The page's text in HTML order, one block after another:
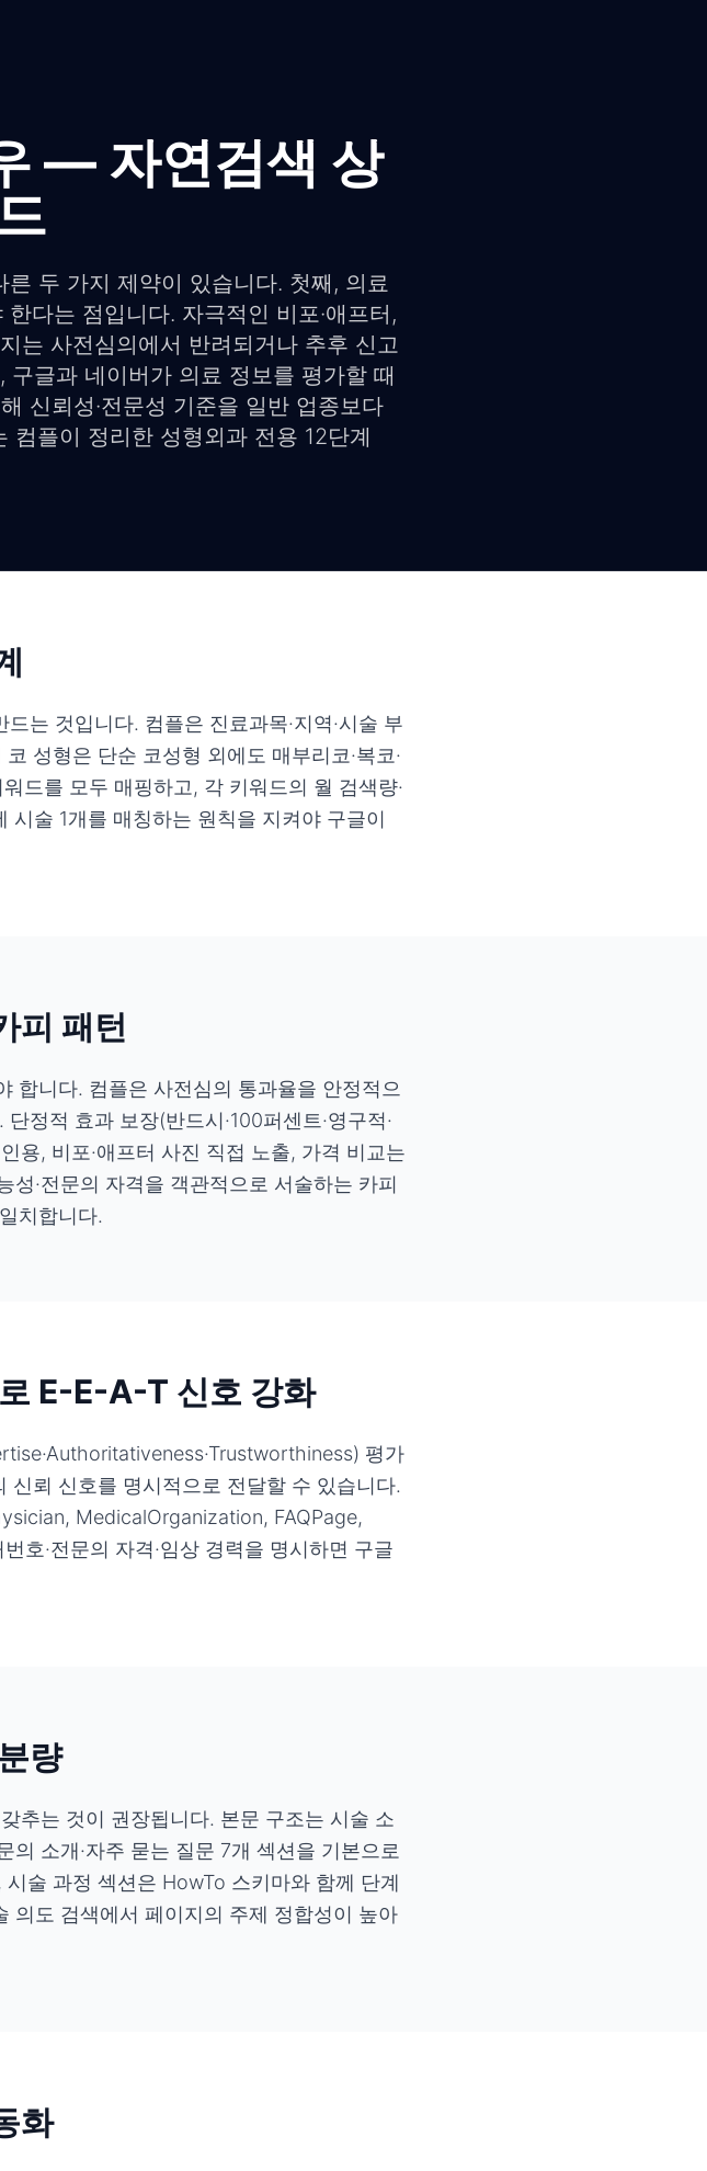
— 자연검색 상
두 가지 제약이 있습니다. 첫째, 의료
다는 점입니다. 자극적인 비포·애프터,
는 사전심의에서 반려되거나 추후 신고
글과 네이버가 의료 정보를 평가할 때
신뢰성·전문성 기준을 일반 업종보다
컴플이 정리한 성형외과 전용 12단계
는 것입니다. 컴플은 진료과목·지역·시술 부
성형은 단순 코성형 외에도 매부리코·복코·
드를 모두 매핑하고, 각 키워드의 월 검색량·
시술 1개를 매칭하는 원칙을 지켜야 구글이
피 패턴
합니다. 컴플은 사전심의 통과율을 안정적으
정적 효과 보장(반드시·100퍼센트·영구적·
용, 비포·애프터 사진 직접 노출, 가격 비교는
성·전문의 자격을 객관적으로 서술하는 카피
치합니다.
E-E-A-T 신호 강화
평가
뢰 신호를 명시적으로 전달할 수 있습니다.
MedicalOrganization, FAQPage,
호·전문의 자격·임상 경력을 명시하면 구글
량
추는 것이 권장됩니다. 본문 구조는 시술 소
의 소개·자주 묻는 질문 7개 섹션을 기본으로
술 과정 섹션은 HowTo 스키마와 함께 단계
의도 검색에서 페이지의 주제 정합성이 높아
화